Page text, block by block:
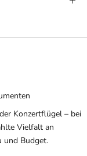
Konzertflügel – bei
Vielfalt an
und Budget.